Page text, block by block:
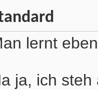
lernt
ja, ich